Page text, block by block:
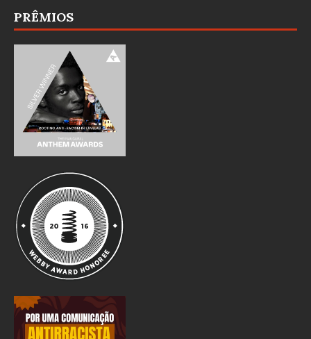
PRÊMIOS